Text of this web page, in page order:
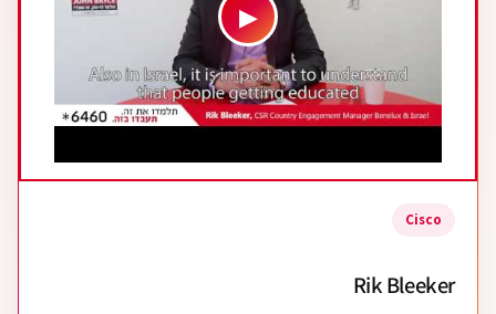
▶
Cisco
Rik Bleeker